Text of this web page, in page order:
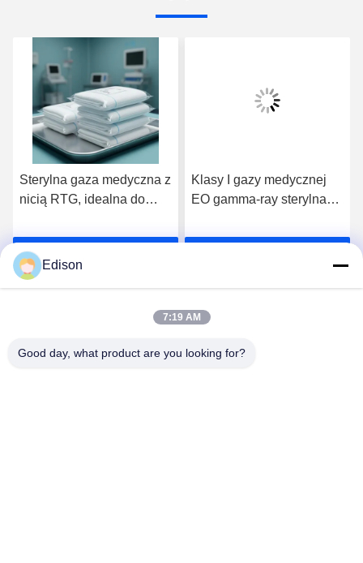
Sterylna gaza medyczna z
nicią RTG, idealna do
chirurgicznych i
stosowania w placówkach
medycznych
Klasy I gazy medycznej
EO gamma-ray sterylna
chirurgiczny opatrunek do
Edison
7:19 AM
Good day, what product are you looking for?